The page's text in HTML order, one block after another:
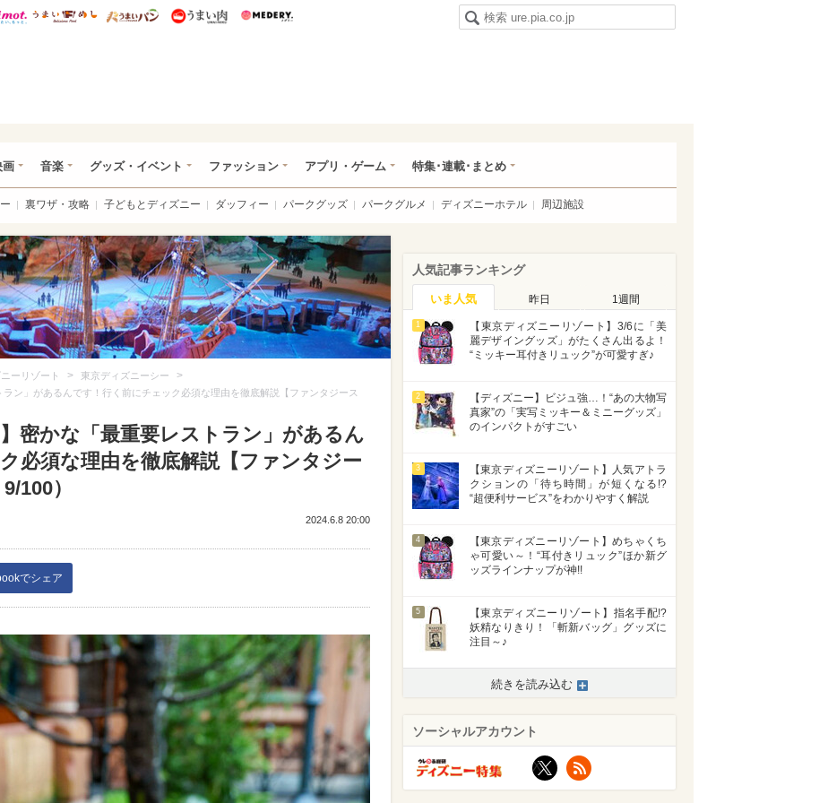
ぴあ総研 ディズニー特集
mimot. うまいめし うまいパン うまい肉
画 音楽 グッズ・イベント ファッション アプリ・ゲーム 特集･連載･まとめ
裏ワザ・攻略 子どもとディズニー ダッフィー パークグッズ パークグルメ ディズニーホテル 周辺施設
ーリゾート > 東京ディズニーシー >
ン」があるんです！行く前にチェック必須な理由を徹底解説【ファンタジース
密かな「最重要レストラン」があるん
必須な理由を徹底解説【ファンタジー
100）
2024.6.8 20:00
でシェア
人気記事ランキング
いま人気 昨日 1週間
1
【東京ディズニーリゾート】3/6に「美
麗デザイングッズ」がたくさん出るよ！
“ミッキー耳付きリュック”が可愛すぎ♪
2
【ディズニー】ビジュ強…！“あの大物写
真家”の「実写ミッキー＆ミニーグッズ」
のインパクトがすごい
3
【東京ディズニーリゾート】人気アトラ
クションの「待ち時間」が短くなる!?
“超便利サービス”をわかりやすく解説
4
【東京ディズニーリゾート】めちゃくち
ゃ可愛い～！“耳付きリュック”ほか新グ
ッズラインナップが神!!
5
【東京ディズニーリゾート】指名手配!?
妖精なりきり！「斬新バッグ」グッズに
注目～♪
続きを読み込む
ソーシャルアカウント
X